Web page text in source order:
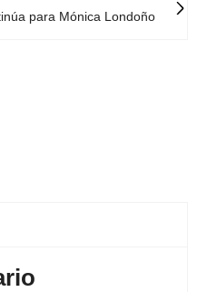
para Mónica Londoño